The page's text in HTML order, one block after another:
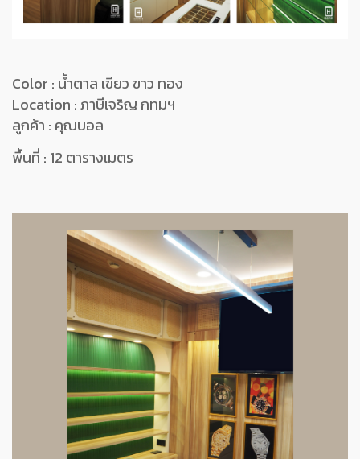
Color : น้ำตาล เขียว ขาว ทอง
Location : ภาษีเจริญ กทมฯ
ลูกค้า : คุณบอล
พื้นที่ : 12 ตารางเมตร